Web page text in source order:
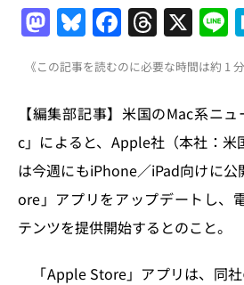
M
a
st
o
d
o
n
Bl
u
e
s
k
y
F
a
c
e
b
o
o
k
T
h
re
a
d
s
X
e
《この記事を読むのに必要な時間は約 1
【編集部記事】米国のMac系ニ
c」によると、Apple社（本社：米
は今週にもiPhone／iPad向けに
ore」アプリをアップデートし、
テンツを提供開始するとのこと。
「Apple Store」アプリは、同